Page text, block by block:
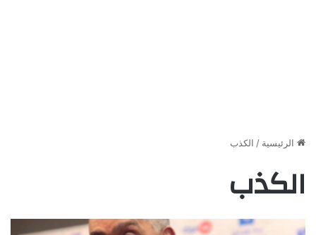
الرئيسية / الكذب
الكذب